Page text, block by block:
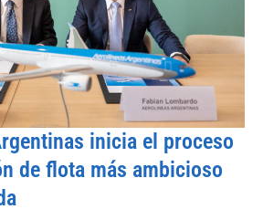
inicia el proceso
de flota más ambicioso